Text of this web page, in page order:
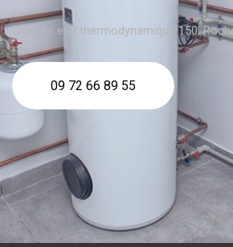
chauffe eau thermodynamique 150l
09 72 66 89 55